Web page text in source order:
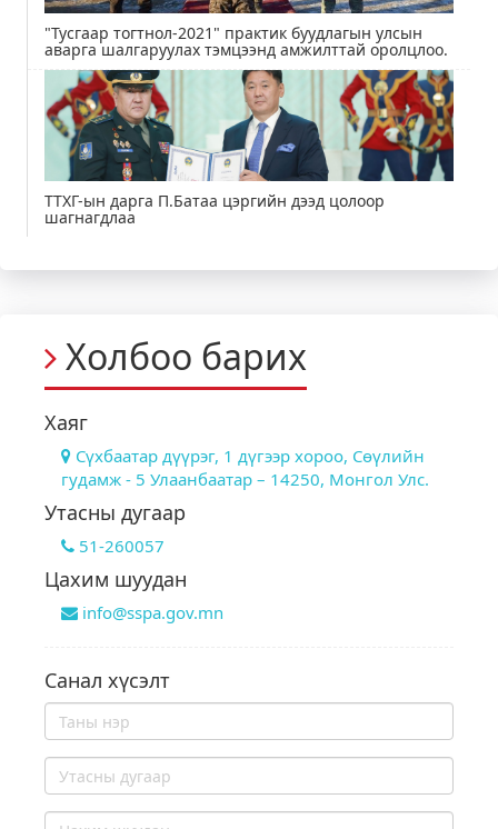
"Тусгаар тогтнол-2021" практик буудлагын улсын
аварга шалгаруулах тэмцээнд амжилттай оролцлоо.
ТТХГ-ын дарга П.Батаа цэргийн дээд цолоор
шагнагдлаа
Холбоо барих
Хаяг
Сүхбаатар дүүрэг, 1 дүгээр хороо, Сөүлийн
гудамж - 5 Улаанбаатар – 14250, Монгол Улс.
Утасны дугаар
51-260057
Цахим шуудан
info@sspa.gov.mn
Санал хүсэлт